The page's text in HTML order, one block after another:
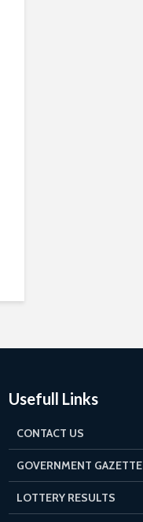
Usefull Links
CONTACT US
GOVERNMENT GAZETTE
LOTTERY RESULTS